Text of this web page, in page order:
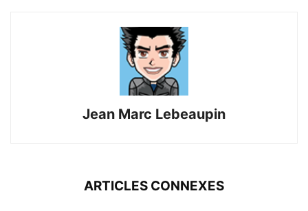
Jean Marc Lebeaupin
ARTICLES CONNEXES